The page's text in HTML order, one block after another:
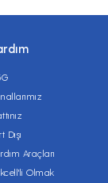
Dışı
Araçları
Olmak